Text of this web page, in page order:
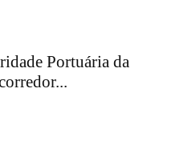
Portuária da